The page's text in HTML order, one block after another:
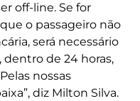
off-line. Se for
o passageiro não
será necessário
dentro de 24 horas,
nossas
diz Milton Silva.